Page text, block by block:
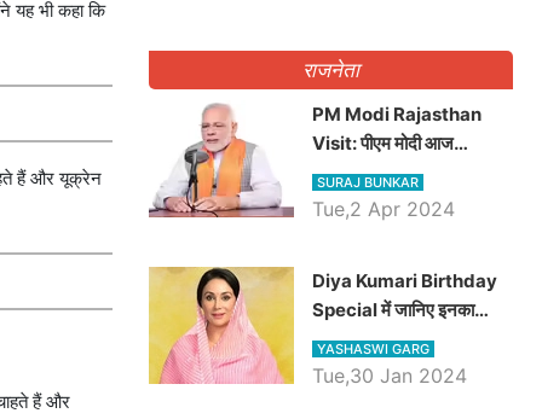
यह भी कहा कि
हैं और यूक्रेन
हैं और
राजनेता
PM Modi Rajasthan
Visit: पीएम मोदी आज
राजस्थान में कोटपूतली में करेंगे
विशाल रैली, एक सभा से 8 सीटों
SURAJ BUNKAR
Tue,2 Apr 2024
Diya Kumari Birthday
Special में जानिए इनका
राजकुमारी से राजस्थान की
डिप्टी सीएम बनने तक का सफर,
YASHASWI GARG
Tue,30 Jan 2024